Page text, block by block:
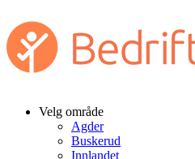
Velg område
Agder
Buskerud
Innlandet